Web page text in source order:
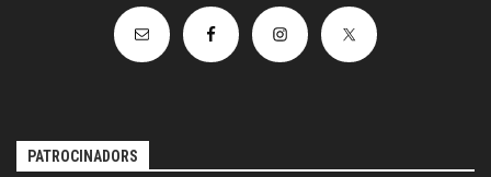
PATROCINADORS